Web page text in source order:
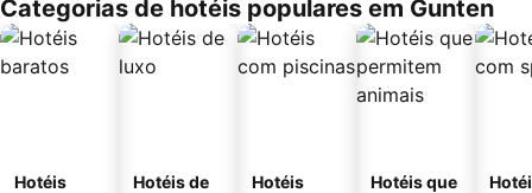
Categorias de hotéis populares em Gunten
Hotéis
Hotéis de
Hotéis
Hotéis que